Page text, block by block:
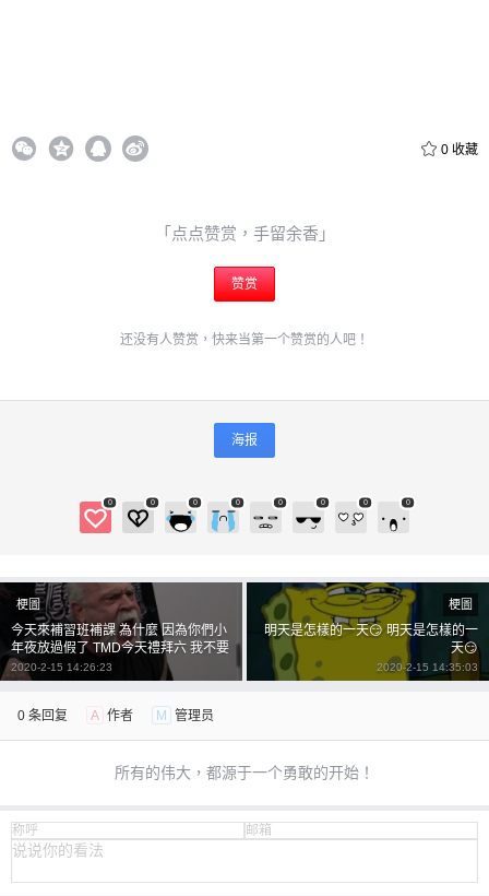
0 收藏
「点点赞赏，手留余香」
赞赏
还没有人赞赏，快来当第一个赞赏的人吧！
海报
0 0 0 0 0 0 0 0
梗圖
今天來補習班補課 為什麼 因為你們小
年夜放過假了 TMD今天禮拜六 我不要
勒 咬我阿 叫你家長來補習班談談
2020-2-15 14:26:23
梗圖
明天是怎樣的一天😏 明天是怎樣的一
天😏
2020-2-15 14:35:03
0 条回复 A 作者 M 管理员
所有的伟大，都源于一个勇敢的开始！